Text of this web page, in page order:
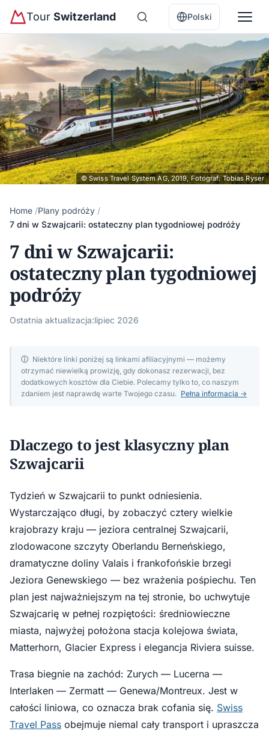
Tour Switzerland Polski
© Swiss Travel System AG, 2019, Fotograf: Tobias Ryser
Home Plany podróży
7 dni w Szwajcarii: ostateczny plan tygodniowej podróży
7 dni w Szwajcarii:
ostateczny plan tygodniowej
podróży
Ostatnia aktualizacja:lipiec 2026
ⓘ Niektóre linki poniżej są linkami afiliacyjnymi — możemy
otrzymać niewielką prowizję, gdy dokonasz rezerwacji, bez
dodatkowych kosztów dla Ciebie. Polecamy tylko to, co naszym
zdaniem jest naprawdę warte Twojego czasu. Pełna informacja →
Dlaczego to jest klasyczny plan
Szwajcarii
Tydzień w Szwajcarii to punkt odniesienia.
Wystarczająco długi, by zobaczyć cztery wielkie
krajobrazy kraju — jeziora centralnej Szwajcarii,
zlodowacone szczyty Oberlandu Berneńskiego,
dramatyczne doliny Valais i frankofońskie brzegi
Jeziora Genewskiego — bez wrażenia pośpiechu. Ten
plan jest najważniejszym na tej stronie, bo uchwytuje
Szwajcarię w pełnej rozpiętości: średniowieczne
miasta, najwyżej położona stacja kolejowa świata,
Matterhorn, Glacier Express i elegancja Riviera suisse.
Trasa biegnie na zachód: Zurych — Lucerna —
Interlaken — Zermatt — Genewa/Montreux. Jest w
całości liniowa, co oznacza brak cofania się. Swiss
Travel Pass obejmuje niemal cały transport i upraszcza